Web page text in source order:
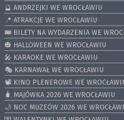
🔮 ANDRZEJKI WE WROCŁAWIU
📍 ATRAKCJE WE WROCŁAWIU
🎟️ BILETY NA WYDARZENIA WE
🎃 HALLOWEEN WE WROCŁAWIU
🎤 KARAOKE WE WROCŁAWIU
🎭 KARNAWAŁ WE WROCŁAWIU
📽️ KINO PLENEROWE WE
🧳 MAJÓWKA 2026 WE WROCŁAWIU
🌙 NOC MUZEÓW 2026 WE